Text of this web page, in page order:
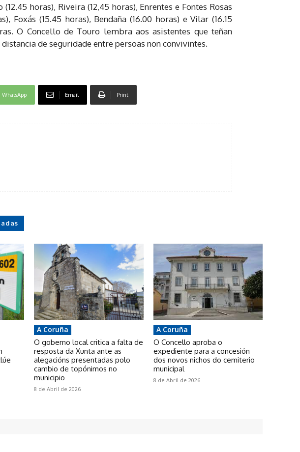
horas), Riveira (12,45 horas), Enrentes e Fontes Rosas
Foxás (15.45 horas), Bendaña (16.00 horas) e Vilar (16.15
O Concello de Touro lembra aos asistentes que teñan
de seguridade entre persoas non convivintes.
WhatsApp Email Print
A Coruña
O goberno local critica a falta de
resposta da Xunta ante as
alegacións presentadas polo
cambio de topónimos no
municipio
8 de Abril de 2026
A Coruña
O Concello aproba o
expediente para a concesión
dos novos nichos do cemiterio
municipal
8 de Abril de 2026